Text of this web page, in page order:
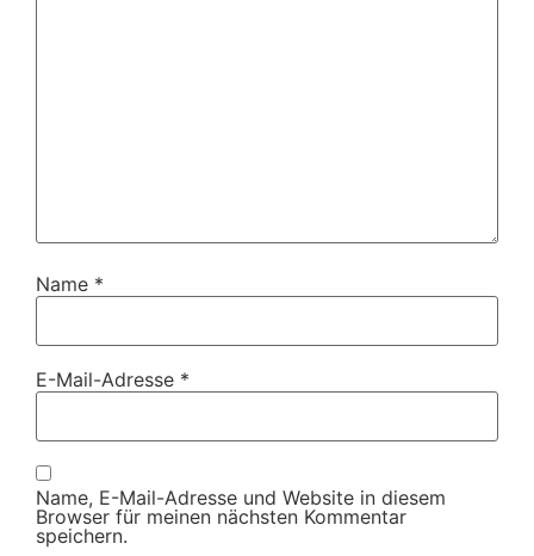
Name *
E-Mail-Adresse *
Name, E-Mail-Adresse und Website in diesem
Browser für meinen nächsten Kommentar
speichern.